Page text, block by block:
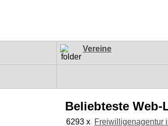
Vereine
Beliebteste Web-
6293 x Freiwilligenagentur